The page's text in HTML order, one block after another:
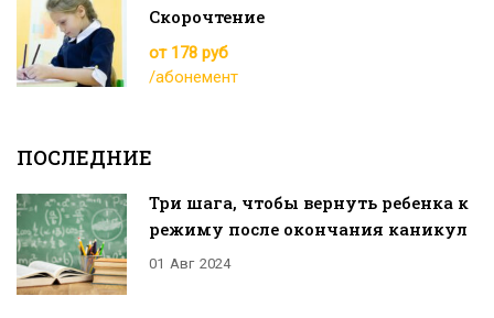
Скорочтение
от 178 руб
/абонемент
ПОСЛЕДНИЕ
Три шага, чтобы вернуть ребенка к
режиму после окончания каникул
01 Авг 2024